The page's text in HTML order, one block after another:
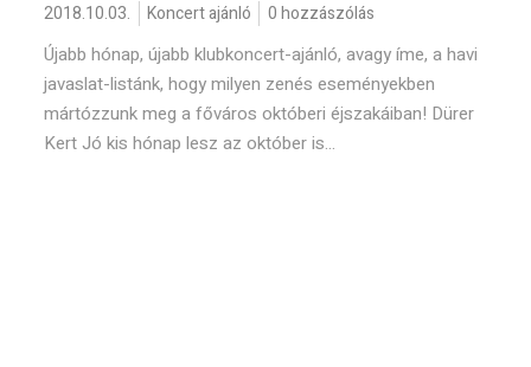
2018.10.03. Koncert ajánló 0 hozzászólás
Újabb hónap, újabb klubkoncert-ajánló, avagy íme, a havi
javaslat-listánk, hogy milyen zenés eseményekben
mártózzunk meg a főváros októberi éjszakáiban! Dürer
Kert Jó kis hónap lesz az október is...